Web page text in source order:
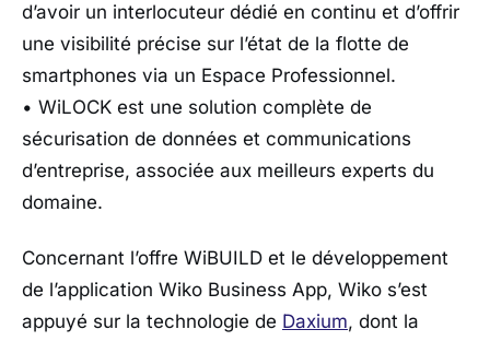
d’avoir un interlocuteur dédié en continu et d’offrir
une visibilité précise sur l’état de la flotte de
smartphones via un Espace Professionnel.
• WiLOCK est une solution complète de
sécurisation de données et communications
d’entreprise, associée aux meilleurs experts du
domaine.
Concernant l’offre WiBUILD et le développement
de l’application Wiko Business App, Wiko s’est
appuyé sur la technologie de Daxium, dont la